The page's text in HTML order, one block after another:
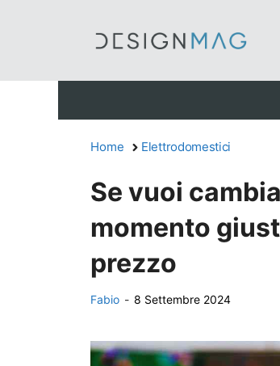
Home Elettrodomestici
Se vuoi
momento
prezzo
Fabio - 8 Settembre 2024